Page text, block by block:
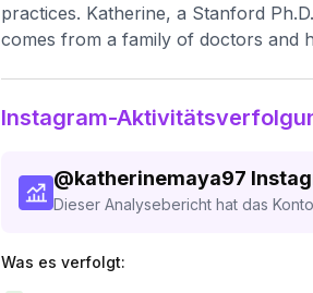
practices. Katherine, a Stanford
comes from a family of doctors and
Instagram-
@katherinemaya97
Dieser Analysebericht hat das
Was es verfolgt: